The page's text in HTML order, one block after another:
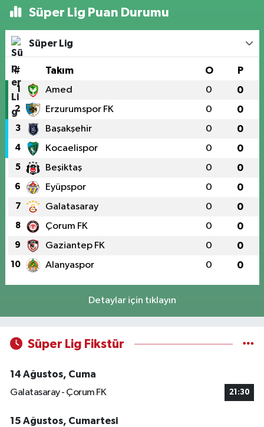
Süper Lig Puan Durumu
Süper Lig
# Takım O P
1 Amed 0 0
2 Erzurumspor FK 0 0
3 Başakşehir 0 0
4 Kocaelispor 0 0
5 Beşiktaş 0 0
6 Eyüpspor 0 0
7 Galatasaray 0 0
8 Çorum FK 0 0
9 Gaziantep FK 0 0
10 Alanyaspor 0 0
Detaylar için tıklayın
Süper Lig Fikstür
14 Ağustos, Cuma
Galatasaray - Çorum FK
21:30
15 Ağustos, Cumartesi